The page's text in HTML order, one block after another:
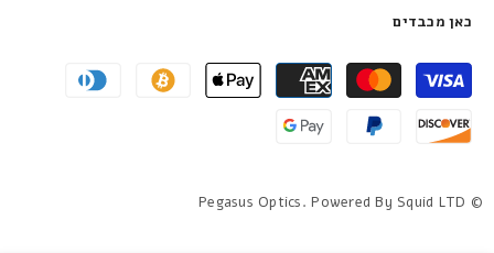
כאן מכבדים
שיטות
תשלום
© Pegasus Optics. Powered By Squid LTD